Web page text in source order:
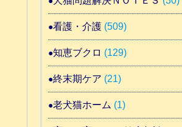
看護・介護(509)
知恵ブクロ (129)
終末期ケア (21)
老犬猫ホーム (1)